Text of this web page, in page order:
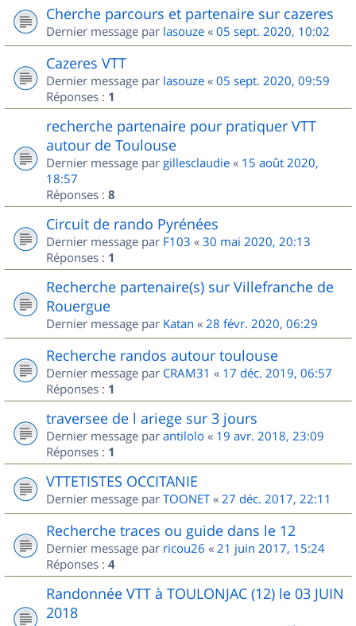
Cherche parcours et partenaire sur cazeres
Dernier message par lasouze « 05 sept. 2020, 10:02
Cazeres VTT
Dernier message par lasouze « 05 sept. 2020, 09:59
Réponses : 1
recherche partenaire pour pratiquer VTT
autour de Toulouse
Dernier message par gillesclaudie « 15 août 2020,
18:57
Réponses : 8
Circuit de rando Pyrénées
Dernier message par F103 « 30 mai 2020, 20:13
Réponses : 1
Recherche partenaire(s) sur Villefranche de
Rouergue
Dernier message par Katan « 28 févr. 2020, 06:29
Recherche randos autour toulouse
Dernier message par CRAM31 « 17 déc. 2019, 06:57
Réponses : 1
traversee de l ariege sur 3 jours
Dernier message par antilolo « 19 avr. 2018, 23:09
Réponses : 1
VTTETISTES OCCITANIE
Dernier message par TOONET« 27 déc. 2017, 22:11
Recherche traces ou guide dans le 12
Dernier message par ricou26 « 21 juin 2017, 15:24
Réponses : 4
Randonnée VTT à TOULONJAC (12) le 03 JUIN
2018